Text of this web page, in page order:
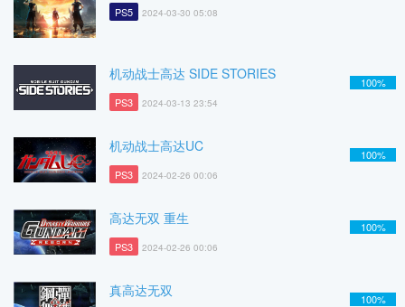
PS5 2024-03-30 05:08
机动战士高达 SIDE STORIES
PS3 2024-03-13 23:54
100%
机动战士高达UC
PS3 2024-02-26 00:06
100%
高达无双 重生
PS3 2024-02-26 00:06
100%
真高达无双 100%